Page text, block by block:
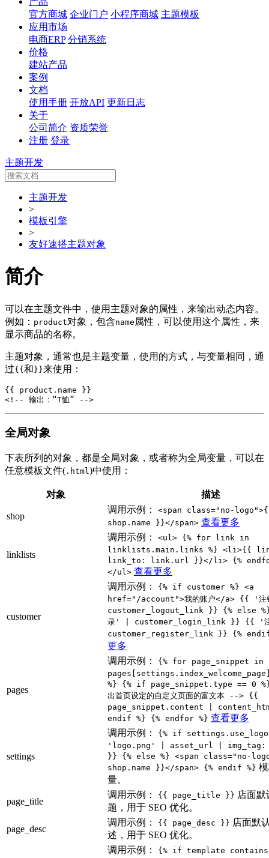
官方商城 企业门户 小程序商城 主题模板
应用市场
电商ERP 分销系统
价格
建站产品
案例
文档
使用手册 开放API 更新日志
关于
公司简介 资质荣誉
注册 登录
主题开发
主题开发
>
模板引擎
>
友好速搭主题对象
简介
可以在主题文件中，使用主题对象的属性，来输出动态内容。
例如： product对象，包含name 属性，可以使用这个属性，来
显示商品的名称。
主题对象，通常也是主题变量，使用的方式，与变量相同，通
过{{和}}来使用：
{{ product . name
}}
<!-- 输出：“T恤” -->
全局对象
下表所列的对象，都是全局对象，或者称为全局变量，可以在
任意模板文件( .html)中使用：
对象 描述
shop
调用示例： <span class="no-
shop.name }}</span> 查看更多
linklists
调用示例： <ul> {% for link in
linklists.main.links %} <li>{{
link_to: link.url }}</li> {%
</ul> 查看更多
customer
调用示例：
{% if customer %} <a
href="/account">我的账户</a> {{ '
customer_logout_link }} {% else
录' | customer_login_link }} {{ '
customer_register_link }} {%
更多
pages
调用示例：
{% for page_snippet in
%} {% if page_snippet.type == 0
出首页设定的自定义页面的富文本 --> {{
page_snippet.content |
endif %} {% endfor %} 查看更多
settings
调用示例：
{% if
'logo.png' | asset_url | img_tag:
}} {% else %} <span class="no-
shop.name }}</span> {% endif %}
量。
page_title
调用示例： {{ page_title }} 店面默
题，用于 SEO 优化。
page_desc
调用示例： {{ page_desc }} 店面默
述，用于 SEO 优化。
调用示例：
{% if template contains